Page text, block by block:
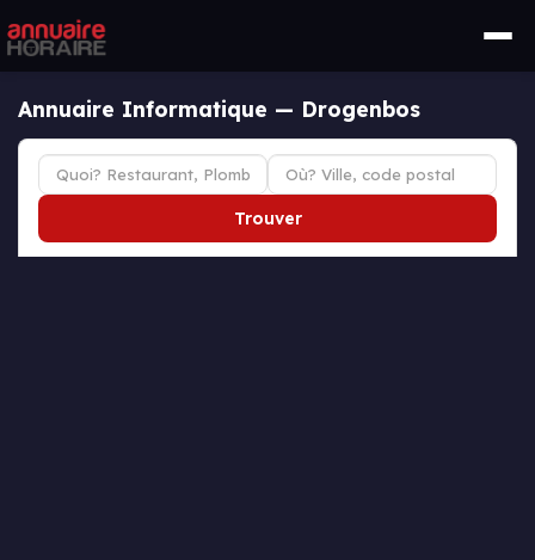
Annuaire Informatique — Drogenbos
Trouver